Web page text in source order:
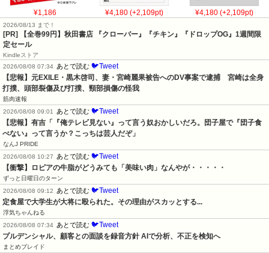
¥1,186 ¥4,180 (+2,109pt) ¥4,180 (+2,109pt)
2026/08/13 まで！
[PR]
【全巻99円】秋田書店 『クローバー』『チキン』『ドロップOG』1週間限
定セール
Kindleストア
2026/08/08 07:34 あとで読む 🐦Tweet
【悲報】元EXILE・黒木啓司、妻・宮崎麗果被告へのDV事案で逮捕　宮崎は全身
打撲、頭部裂傷及び打撲、頸部損傷の怪我
筋肉速報
2026/08/08 09:01
あとで読む 🐦Tweet
【悲報】有吉「『俺テレビ見ない』って言う奴おかしいだろ。団子屋で『団子食
べない』って言うか？こっちは芸人だぞ」
なんJ PRIDE
2026/08/08 10:27
あとで読む 🐦Tweet
【衝撃】ロピアの牛脂がどうみても「美味い肉」なんやが・・・・・
ずっと日曜日のターン
2026/08/08 09:12
あとで読む 🐦Tweet
定食屋で大学生が大将に殴られた。その理由がスカッとする...
浮気ちゃんねる
2026/08/08 07:34 あとで読む 🐦Tweet
プルデンシャル、顧客との面談を録音方針 AIで分析、不正を検知へ
まとめブレイド